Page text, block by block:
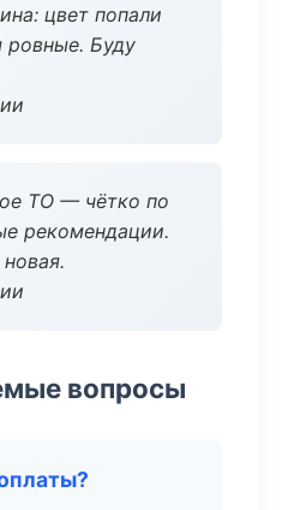
цвет попали
ровные. Буду
ТО — чётко по
рекомендации.
вопросы